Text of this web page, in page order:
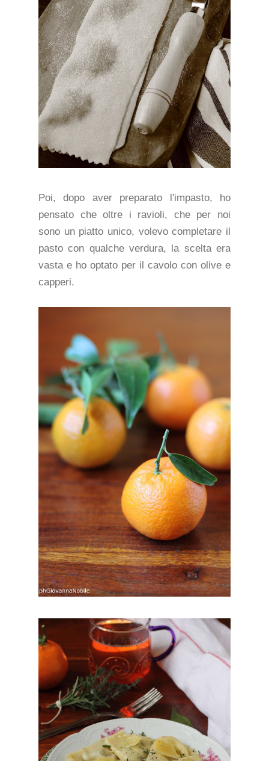
Poi, dopo aver preparato l'impasto, ho
pensato che oltre i ravioli, che per noi
sono un piatto unico, volevo completare il
pasto con qualche verdura, la scelta era
vasta e ho optato per il cavolo con olive e
capperi.